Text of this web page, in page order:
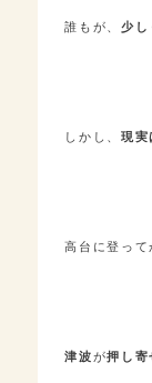
誰もが、 少し
しかし、 現実
高台に登って
津波が押し寄